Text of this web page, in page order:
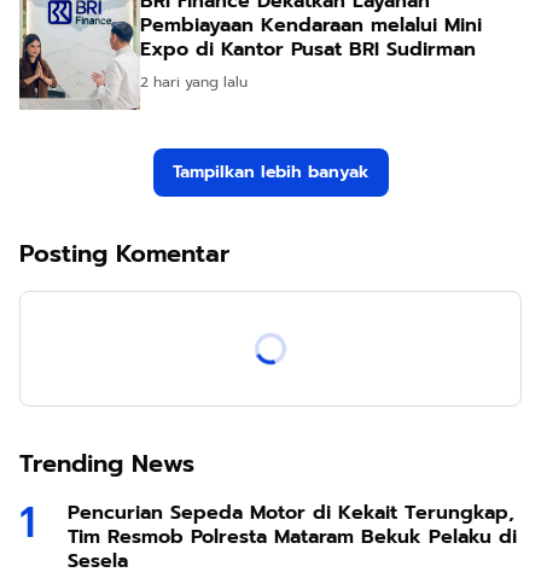
Pembiayaan Kendaraan melalui Mini
Expo di Kantor Pusat BRI Sudirman
2 hari yang lalu
Tampilkan lebih banyak
Posting Komentar
Trending News
Pencurian Sepeda Motor di Kekait Terungkap,
Tim Resmob Polresta Mataram Bekuk Pelaku di
Sesela